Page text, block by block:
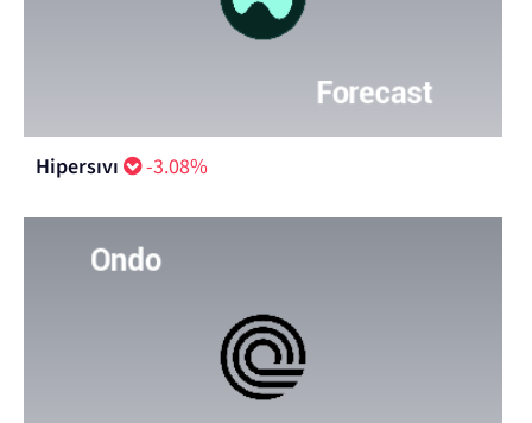
Hipersıvı -3.08%